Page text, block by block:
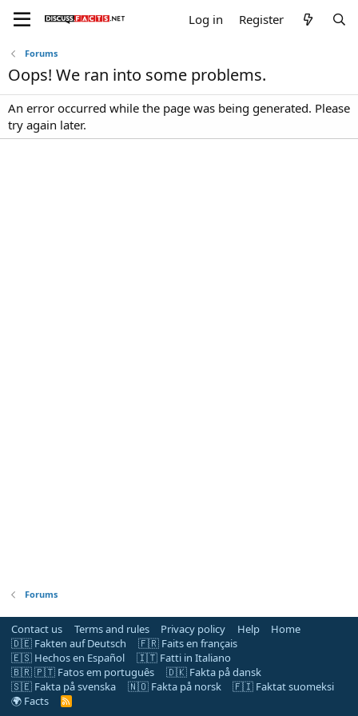
Log in Register
Forums
Oops! We ran into some problems.
An error occurred while the page was being generated. Please
try again later.
Forums
Contact us Terms and rules Privacy policy Help
Home
🇩🇪 Fakten auf Deutsch
🇫🇷 Faits en français
🇪🇸 Hechos en Español
🇮🇹 Fatti in Italiano
🇧🇷 🇵🇹 Fatos em português
🇩🇰 Fakta på dansk
🇸🇪 Fakta på svenska
🇳🇴 Fakta på norsk
🇫🇮 Faktat suomeksi
🌍 Facts
R